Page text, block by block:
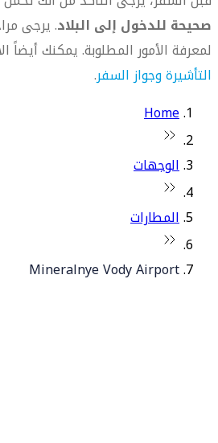
صحيحة للدخول إلى البلاد. يرجى
لمعرفة الأمور المطلوبة. يمكنك
التأشيرة وجواز السفر.
Home
الوجهات
المطارات
Mineralnye Vody Airport